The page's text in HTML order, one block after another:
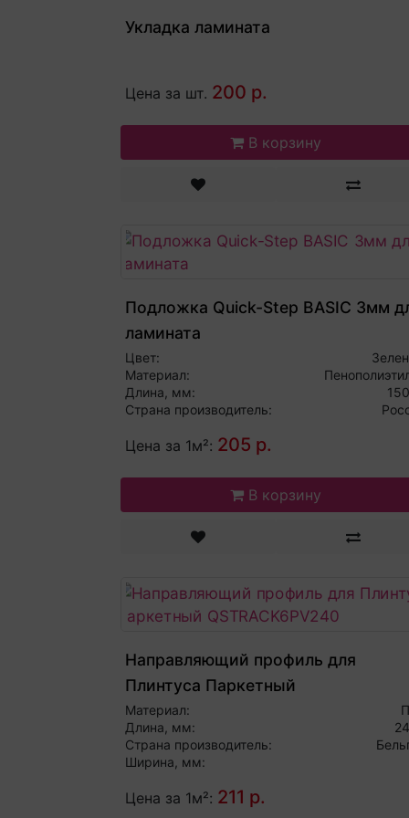
Укладка ламината
Цена за шт. 200 р.
В корзину
Подложка Quick-Step BASIC 3мм
ламината
Цвет:
Материал:
Длина, мм:
Страна производитель:
Цена за 1м²: 205 р.
В корзину
Направляющий профиль для
Плинтуса Паркетный
QSTRACK6PV240
Материал:
Длина, мм:
Страна производитель:
Ширина, мм:
Цена за 1м²: 211 р.